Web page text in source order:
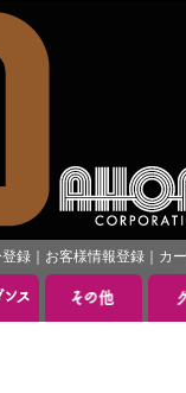
録 お客様情報登録 カ